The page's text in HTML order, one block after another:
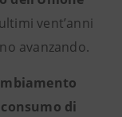
vent’anni
avanzando.
di